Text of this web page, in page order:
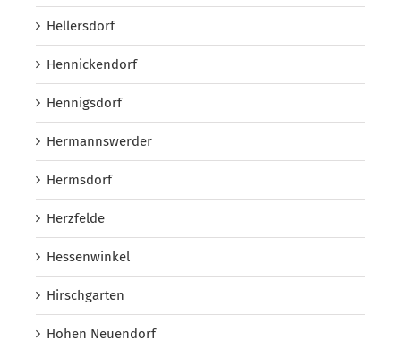
Hellersdorf
Hennickendorf
Hennigsdorf
Hermannswerder
Hermsdorf
Herzfelde
Hessenwinkel
Hirschgarten
Hohen Neuendorf